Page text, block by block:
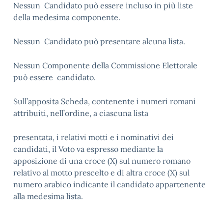
Nessun Candidato può essere incluso in più liste
della medesima componente.
Nessun Candidato può presentare alcuna lista.
Nessun Componente della Commissione Elettorale
può essere candidato.
Sull’apposita Scheda, contenente i numeri romani
attribuiti, nell’ordine, a ciascuna lista
presentata, i relativi motti e i nominativi dei
candidati, il Voto va espresso mediante la
apposizione di una croce (X) sul numero romano
relativo al motto prescelto e di altra croce (X) sul
numero arabico indicante il candidato appartenente
alla medesima lista.